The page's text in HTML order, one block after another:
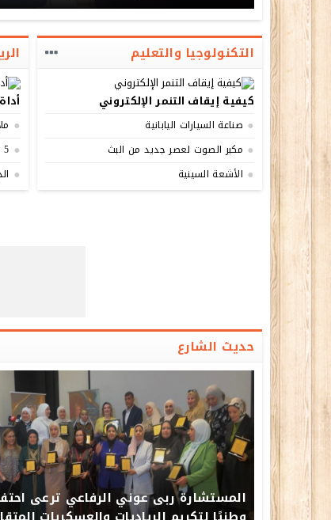
التكنولوجيا والتعليم
كيفية إيقاف التنمر الإلكتروني
صناعة السيارات اليابانية
مكبر الصوت لعصر جديد من البث
الأشعة السينية
5 نصائح للتمرين على جهاز المشي لحرق...
حديث الشارع
المستشارة ربى عوني الرفاعي ترعى